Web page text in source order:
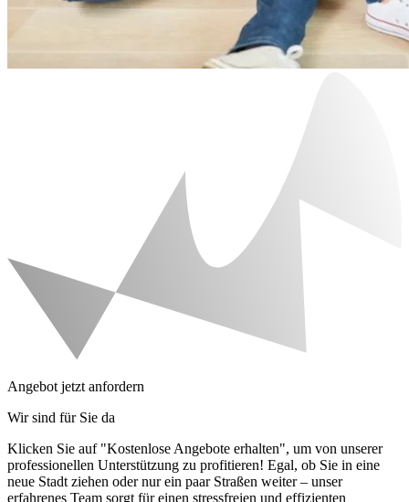
Angebot jetzt anfordern
Wir sind für Sie da
Klicken Sie auf "Kostenlose Angebote erhalten", um von unserer
professionellen Unterstützung zu profitieren! Egal, ob Sie in eine
neue Stadt ziehen oder nur ein paar Straßen weiter – unser
erfahrenes Team sorgt für einen stressfreien und effizienten